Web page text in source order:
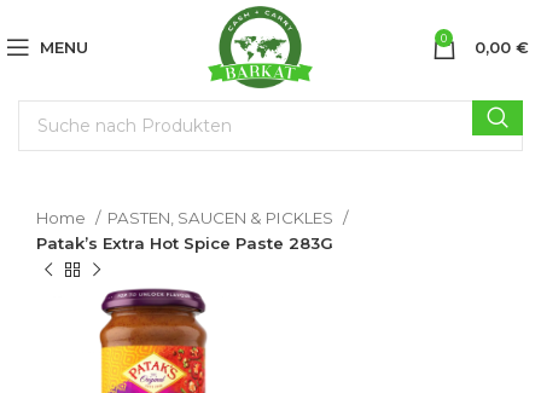
MENU 0 0,00 €
Home
PASTEN, SAUCEN & PICKLES
Patak’s Extra Hot Spice Paste 283G